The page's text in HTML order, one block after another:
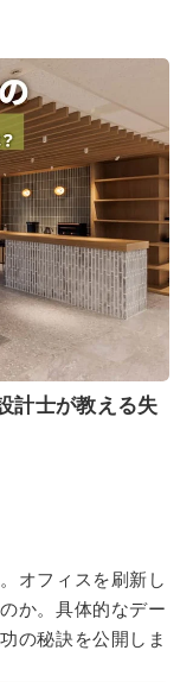
計士が教える失
オフィスを刷新し
か。具体的なデー
の秘訣を公開しま